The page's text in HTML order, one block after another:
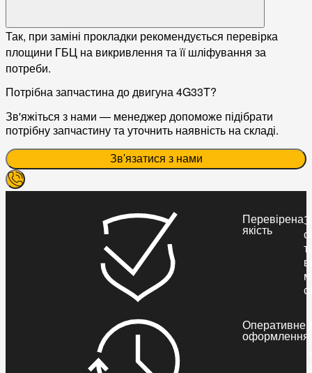
Так, при заміні прокладки рекомендується перевірка
площини ГБЦ на викривлення та її шліфування за
потреби.
Потрібна запчастина до двигуна 4G33T?
Зв'яжіться з нами — менеджер допоможе підібрати
потрібну запчастину та уточнить наявність на складі.
Зв'язатися з нами
Перевірена
якість
Оперативне
оформлення